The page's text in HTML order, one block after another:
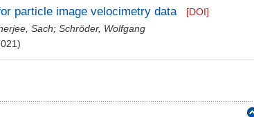
particle image velocimetry data
[DOI]
Sach;Schröder, Wolfgang